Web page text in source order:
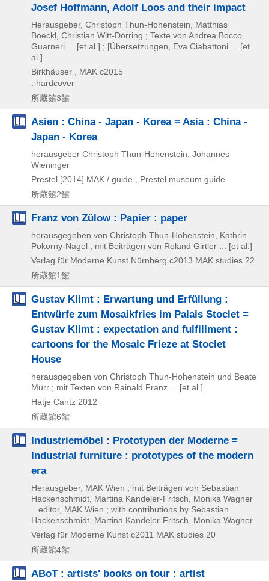
Josef Hoffmann, Adolf Loos and their impact
Herausgeber, Christoph Thun-Hohenstein, Matthias
Boeckl, Christian Witt-Dörring ; Texte von Andrea Bocco
Guarneri ... [et al.] ; [Übersetzungen, Eva Ciabattoni ... [et
al.]
Birkhäuser , MAK c2015
: hardcover
所蔵館3館
Asien : China - Japan - Korea = Asia : China -
Japan - Korea
herausgeber Christoph Thun-Hohenstein, Johannes
Wieninger
Prestel [2014] MAK / guide , Prestel museum guide
所蔵館2館
Franz von Zülow : Papier : paper
herausgegeben von Christoph Thun-Hohenstein, Kathrin
Pokorny-Nagel ; mit Beiträgen von Roland Girtler ... [et al.]
Verlag für Moderne Kunst Nürnberg c2013 MAK studies 22
所蔵館1館
Gustav Klimt : Erwartung und Erfüllung :
Entwürfe zum Mosaikfries im Palais Stoclet =
Gustav Klimt : expectation and fulfillment :
cartoons for the Mosaic Frieze at Stoclet
House
herausgegeben von Christoph Thun-Hohenstein und Beate
Murr ; mit Texten von Rainald Franz ... [et al.]
Hatje Cantz 2012
所蔵館6館
Industriemöbel : Prototypen der Moderne =
Industrial furniture : prototypes of the modern
era
Herausgeber, MAK Wien ; mit Beiträgen von Sebastian
Hackenschmidt, Martina Kandeler-Fritsch, Monika Wagner
= editor, MAK Wien ; with contributions by Sebastian
Hackenschmidt, Martina Kandeler-Fritsch, Monika Wagner
Verlag für Moderne Kunst c2011 MAK studies 20
所蔵館4館
ABoT : artists' books on tour : artist